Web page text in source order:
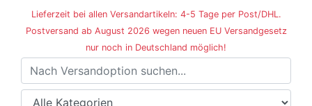
Lieferzeit bei allen Versandartikeln: 4-5 Tage per Post/DHL.
Postversand ab August 2026 wegen neuen EU Versandgesetz
nur noch in Deutschland möglich!
Versandoptionen